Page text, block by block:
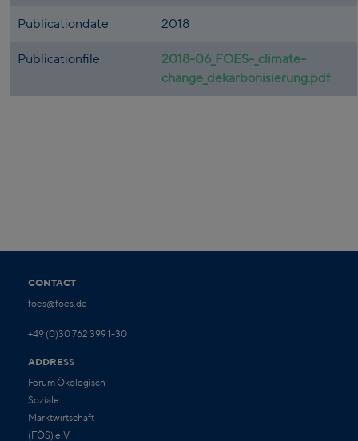
Publicationdate 2018
Publicationfile
2018-06_FOES-_climate-
change_dekarbonisierung.pdf
CONTACT
foes@foes.de
+49 (0)30 762 399 1-30
ADDRESS
Forum Ökologisch-
Soziale
Marktwirtschaft
(FÖS) e.V.